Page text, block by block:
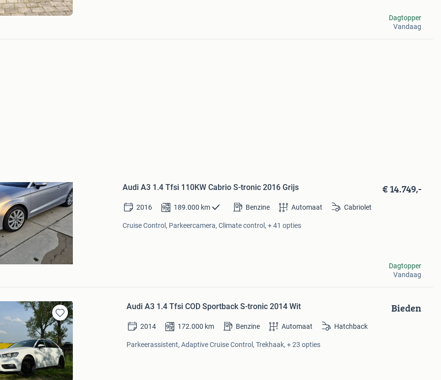
Dagtopper
Vandaag
Mijn
Favorieten
Audi A3 1.4 Tfsi 110KW Cabrio S-tronic 2016 Grijs € 14.749,-
2016 189.000 km Benzine Automaat Cabriolet
Cruise Control, Parkeercamera, Climate control, + 41 opties
Dagtopper
Vandaag
Bewaren
in
Mijn
Favorieten
Audi A3 1.4 Tfsi COD Sportback S-tronic 2014 Wit Bieden
2014 172.000 km Benzine Automaat Hatchback
Parkeerassistent, Adaptive Cruise Control, Trekhaak, + 23 opties